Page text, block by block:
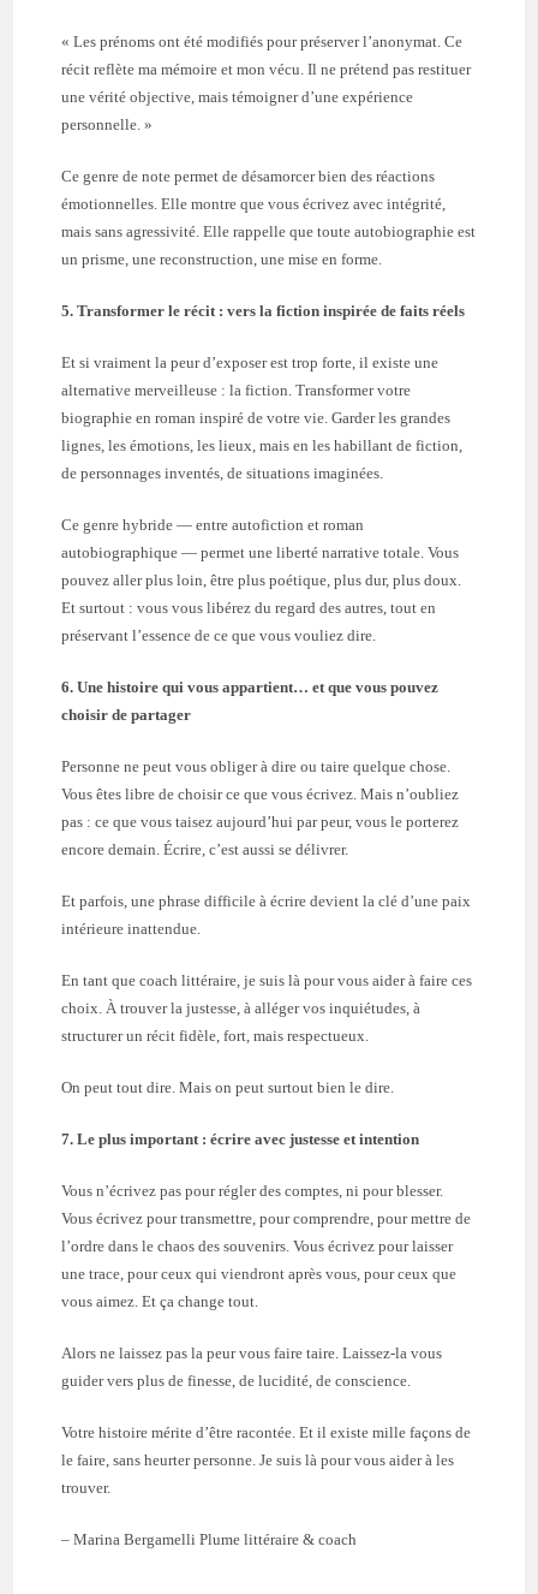
« Les prénoms ont été modifiés pour préserver l’anonymat. Ce
récit reflète ma mémoire et mon vécu. Il ne prétend pas restituer
une vérité objective, mais témoigner d’une expérience
personnelle. »
Ce genre de note permet de désamorcer bien des réactions
émotionnelles. Elle montre que vous écrivez avec intégrité,
mais sans agressivité. Elle rappelle que toute autobiographie est
un prisme, une reconstruction, une mise en forme.
5. Transformer le récit : vers la fiction inspirée de faits réels
Et si vraiment la peur d’exposer est trop forte, il existe une
alternative merveilleuse : la fiction. Transformer votre
biographie en roman inspiré de votre vie. Garder les grandes
lignes, les émotions, les lieux, mais en les habillant de fiction,
de personnages inventés, de situations imaginées.
Ce genre hybride — entre autofiction et roman
autobiographique — permet une liberté narrative totale. Vous
pouvez aller plus loin, être plus poétique, plus dur, plus doux.
Et surtout : vous vous libérez du regard des autres, tout en
préservant l’essence de ce que vous vouliez dire.
6. Une histoire qui vous appartient… et que vous pouvez
choisir de partager
Personne ne peut vous obliger à dire ou taire quelque chose.
Vous êtes libre de choisir ce que vous écrivez. Mais n’oubliez
pas : ce que vous taisez aujourd’hui par peur, vous le porterez
encore demain. Écrire, c’est aussi se délivrer.
Et parfois, une phrase difficile à écrire devient la clé d’une paix
intérieure inattendue.
En tant que coach littéraire, je suis là pour vous aider à faire ces
choix. À trouver la justesse, à alléger vos inquiétudes, à
structurer un récit fidèle, fort, mais respectueux.
On peut tout dire. Mais on peut surtout bien le dire.
7. Le plus important : écrire avec justesse et intention
Vous n’écrivez pas pour régler des comptes, ni pour blesser.
Vous écrivez pour transmettre, pour comprendre, pour mettre de
l’ordre dans le chaos des souvenirs. Vous écrivez pour laisser
une trace, pour ceux qui viendront après vous, pour ceux que
vous aimez. Et ça change tout.
Alors ne laissez pas la peur vous faire taire. Laissez-la vous
guider vers plus de finesse, de lucidité, de conscience.
Votre histoire mérite d’être racontée. Et il existe mille façons de
le faire, sans heurter personne. Je suis là pour vous aider à les
trouver.
– Marina Bergamelli Plume littéraire & coach